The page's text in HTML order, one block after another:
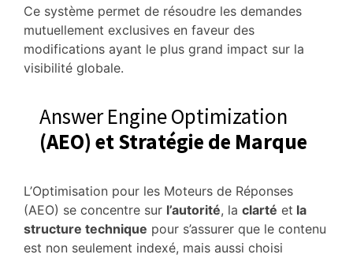
Ce système permet de résoudre les demandes
mutuellement exclusives en faveur des
modifications ayant le plus grand impact sur la
visibilité globale.
Answer Engine Optimization
(AEO) et Stratégie de Marque
L’Optimisation pour les Moteurs de Réponses
(AEO) se concentre sur l’autorité, la clarté et la
structure technique pour s’assurer que le contenu
est non seulement indexé, mais aussi choisi